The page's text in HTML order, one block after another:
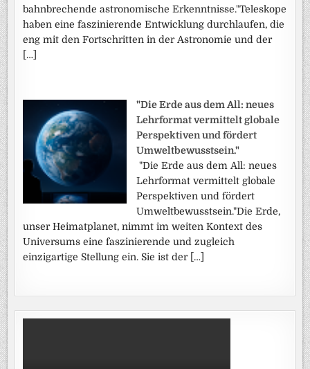
bahnbrechende astronomische Erkenntnisse."Teleskope
haben eine faszinierende Entwicklung durchlaufen, die
eng mit den Fortschritten in der Astronomie und der
[…]
"Die Erde aus dem All: neues
Lehrformat vermittelt globale
Perspektiven und fördert
Umweltbewusstsein."
"Die Erde aus dem All: neues
Lehrformat vermittelt globale
Perspektiven und fördert
Umweltbewusstsein."Die Erde,
unser Heimatplanet, nimmt im weiten Kontext des
Universums eine faszinierende und zugleich
einzigartige Stellung ein. Sie ist der […]